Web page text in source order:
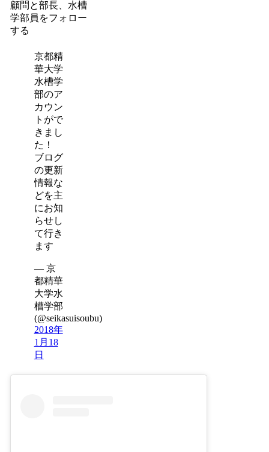
顧問と部長、水槽
学部員をフォロー
する
京都精
華大学
水槽学
部のア
カウン
トがで
きまし
た！
ブログ
の更新
情報な
どを主
にお知
らせし
て行き
ます
— 京
都精華
大学水
槽学部
(@seikasuisoubu)
2018年
1月18
日